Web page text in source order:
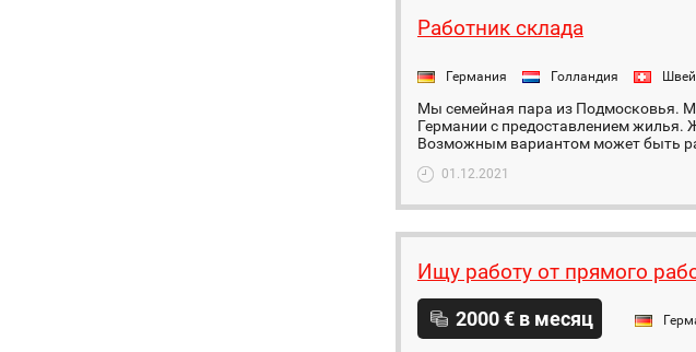
Работник склада
Германия Голландия
Мы семейная пара из Подмосковья.
Германии с предоставлением
Возможным вариантом может быть
01.12.2021
Ищу работу от прямого
2000 € в месяц